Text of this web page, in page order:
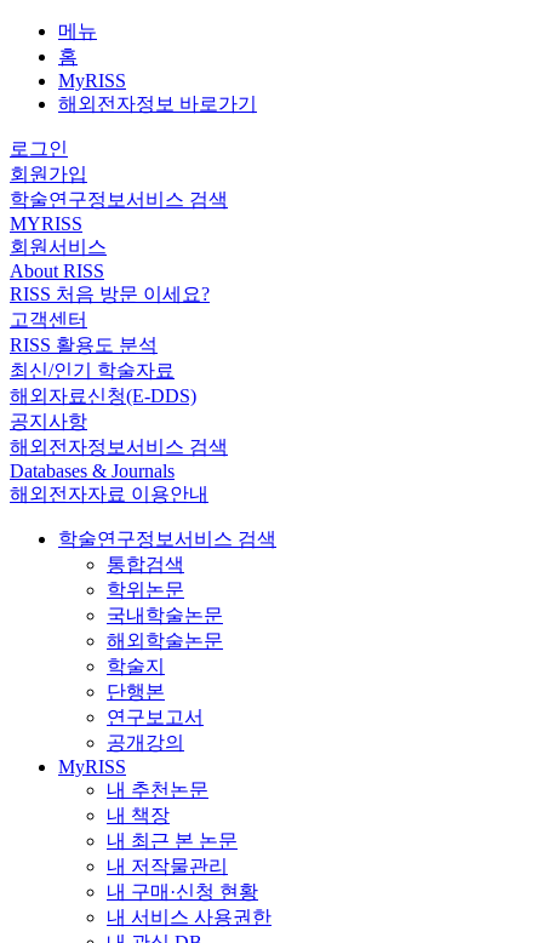
메뉴
홈
MyRISS
해외전자정보 바로가기
로그인
회원가입
학술연구정보서비스 검색
MYRISS
회원서비스
About RISS
RISS 처음 방문 이세요?
고객센터
RISS 활용도 분석
최신/인기 학술자료
해외자료신청(E-DDS)
공지사항
해외전자정보서비스 검색
Databases & Journals
해외전자자료 이용안내
학술연구정보서비스 검색
통합검색
학위논문
국내학술논문
해외학술논문
학술지
단행본
연구보고서
공개강의
MyRISS
내 추천논문
내 책장
내 최근 본 논문
내 저작물관리
내 구매·신청 현황
내 서비스 사용권한